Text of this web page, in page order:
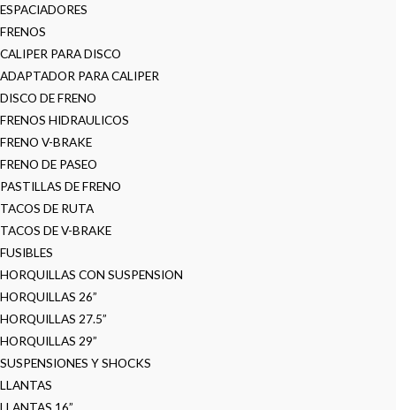
ESPACIADORES
FRENOS
CALIPER PARA DISCO
ADAPTADOR PARA CALIPER
DISCO DE FRENO
FRENOS HIDRAULICOS
FRENO V-BRAKE
FRENO DE PASEO
PASTILLAS DE FRENO
TACOS DE RUTA
TACOS DE V-BRAKE
FUSIBLES
HORQUILLAS CON SUSPENSION
HORQUILLAS 26”
HORQUILLAS 27.5”
HORQUILLAS 29”
SUSPENSIONES Y SHOCKS
LLANTAS
LLANTAS 16”